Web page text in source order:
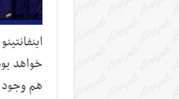
خواهد
هم وجود